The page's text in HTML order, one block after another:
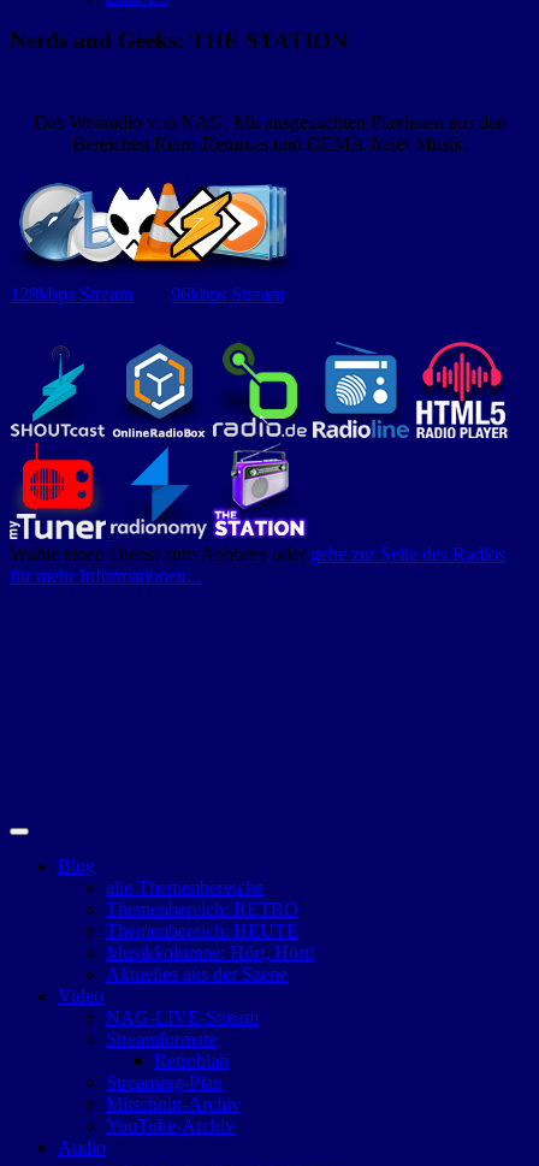
Nerds and Geeks: THE STATION
Das Webradio von NAG. Mit ausgesuchten Playlisten aus den
Bereichen Retro-Remixes und GEMA-freier Musik.
128kbps Stream 96kbps Stream
Wähle einen Dienst zum Anhören oder gehe zur Seite des Radios
für mehr Informationen...
Blog
alle Themenbereiche
Themenbereich: RETRO
Themenbereich: HEUTE
Musikkolumne: Hört, Hört!
Aktuelles aus der Szene
Video
NAG-LIVE-Stream
Streamformate
Retroblah
Streaming-Plan
Mitschnitt-Archiv
YouTube-Archiv
Audio